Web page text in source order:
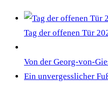
Tag der offenen Tür
Von der Georg-von-
Ein unvergesslicher